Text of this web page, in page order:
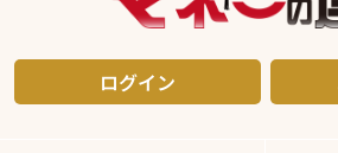
ログイン